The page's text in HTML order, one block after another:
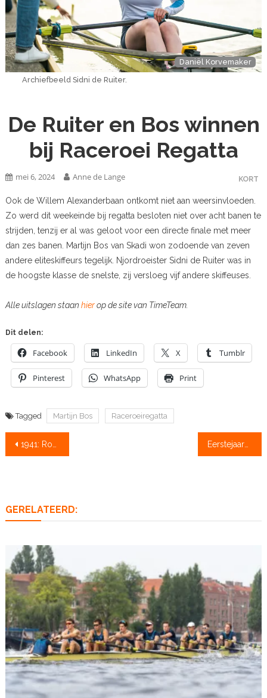
Daniël Korvemaker
Archiefbeeld Sidni de Ruiter.
De Ruiter en Bos winnen
bij Raceroei Regatta
KORT
mei 6, 2024 Anne de Lange
Ook de Willem Alexanderbaan ontkomt niet aan weersinvloeden.
Zo werd dit weekeinde bij regatta besloten niet over acht banen te
strijden, tenzij er al was geloot voor een directe finale met meer
dan zes banen. Martijn Bos van Skadi won zodoende van zeven
andere eliteskiffeurs tegelijk. Njordroeister Sidni de Ruiter was in
de hoogste klasse de snelste, zij versloeg vijf andere skiffeuses.
Alle uitslagen staan hierop de site van TimeTeam.
Dit delen:
Facebook LinkedIn X Tumblr
Pinterest WhatsApp Print
Tagged Martijn Bos Raceroeiregatta
Bericht
1941: Roeibond deed Engelse uitdrukkingen in de ban Eerstejaars: Bij de lichte vrouwen gaat er niets boven Groningen
GERELATEERD: